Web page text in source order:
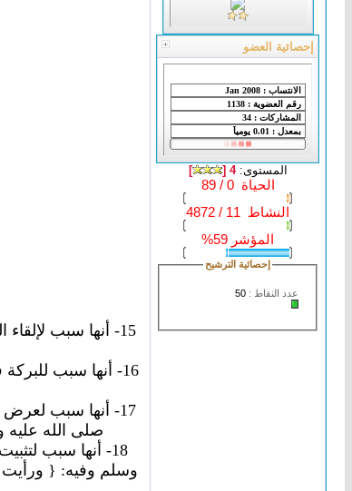
إحصائية العضو
المستوى:4 [
]
الحياة 0 / 89
النشاط 11 / 4872
المؤشر 59%
إحصائية الترشيح
عدد النقاط :50
15- أنها سبب
16- أنها سبب
17- أنها سبب
صلى الله عليه
18- أنها سبب
وسلم وفيه: { ورأيت